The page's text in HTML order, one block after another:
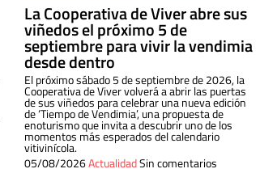
La Cooperativa de Viver abre sus
viñedos el próximo 5 de
septiembre para vivir la vendimia
desde dentro
El próximo sábado 5 de septiembre de 2026, la
Cooperativa de Viver volverá a abrir las puertas
de sus viñedos para celebrar una nueva edición
de ‘Tiempo de Vendimia’, una propuesta de
enoturismo que invita a descubrir uno de los
momentos más esperados del calendario
vitivinícola.
05/08/2026ActualidadSin comentarios